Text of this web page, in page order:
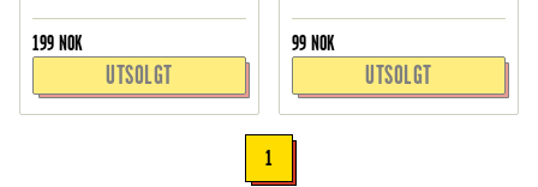
199 NOK
UTSOLGT
99 NOK
UTSOLGT
1